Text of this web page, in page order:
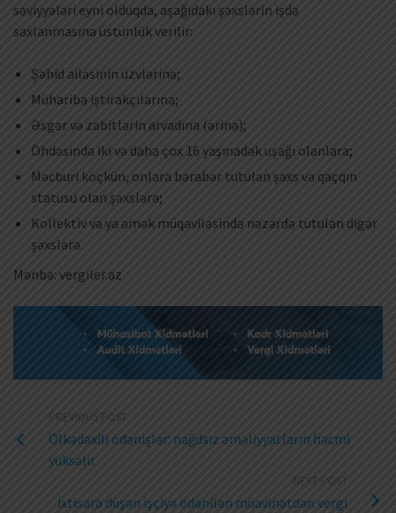
səviyyələri eyni olduqda, aşağıdakı şəxslərin işdə
saxlanmasına üstünlük verilir:
Şəhid ailəsinin üzvlərinə;
Müharibə iştirakçılarına;
Əsgər və zabitlərin arvadına (ərinə);
Öhdəsində iki və daha çox 16 yaşınadək uşağı olanlara;
Məcburi köçkün, onlara bərabər tutulan şəxs və qaçqın
statusu olan şəxslərə;
Kollektiv və ya əmək müqaviləsində nəzərdə tutulan digər
şəxslərə.
Mənbə: vergiler.az
PREVIOUS POST
Ölkədaxili ödənişlər: nağdsız əməliyyatların həcmi
yüksəlir
NEXT POST
İxtisara düşən işçiyə ödənilən müavinətdən vergi